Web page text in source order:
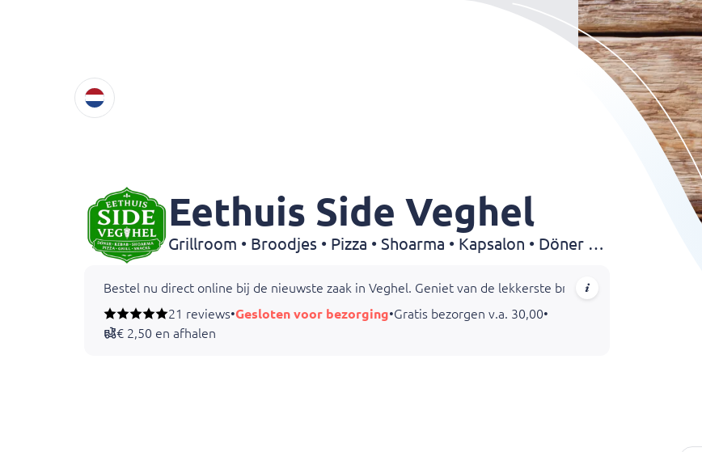
Eethuis Side Veghel
Grillroom • Broodjes • Pizza • Shoarma • Kapsalon • Döner • Dürüm • Kebab • Friet • Drankjes
Bestel nu direct online bij de nieuwste zaak in Veghel. Geniet van de lekkerste broodjes, schotels,
21 reviews•Gesloten voor bezorging•Gratis bezorgen v.a. 30,00•
€ 2,50 en afhalen